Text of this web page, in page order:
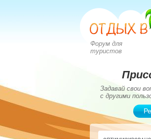
Форум для
туристов
Задавай свои
с другими